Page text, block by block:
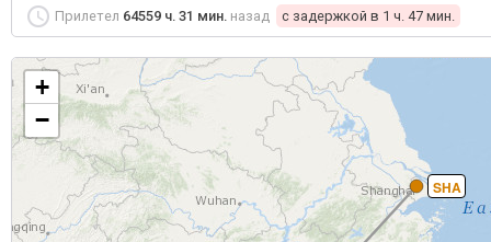
Прилетел 64559 ч. 31 мин. назад c задержкой в 1 ч. 47 мин.
SHA
+
−